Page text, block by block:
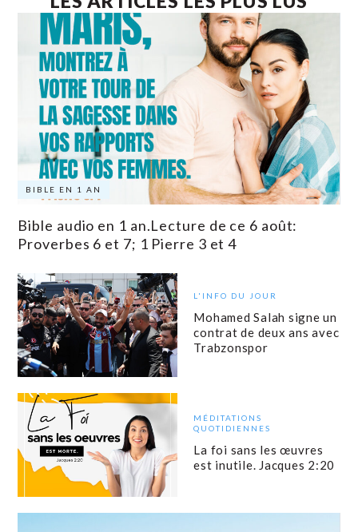
BIBLE EN 1 AN
Bible audio en 1 an.Lecture de ce 6 août:
Proverbes 6 et 7; 1 Pierre 3 et 4
L'INFO DU JOUR
Mohamed Salah signe un
contrat de deux ans avec
Trabzonspor
MÉDITATIONS
QUOTIDIENNES
La foi sans les œuvres
est inutile. Jacques 2:20